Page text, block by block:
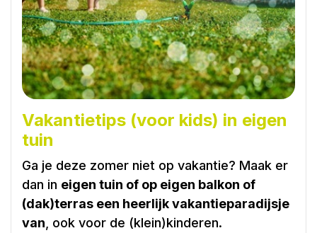
Vakantietips (voor kids) in eigen
tuin
Ga je deze zomer niet op vakantie? Maak er
dan in eigen tuin of op eigen balkon of
(dak)terras een heerlijk vakantieparadijsje
van , ook voor de (klein)kinderen.